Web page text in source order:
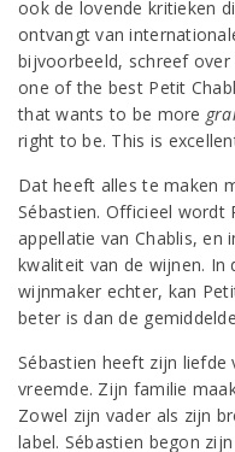
ook de lovende kritieken
ontvangt van
bijvoorbeeld, schreef over
one of the best Petit
that wants to be more
right to be. This is
Dat heeft alles te maken
Sébastien. Officieel wordt
appellatie van Chablis, en
kwaliteit van de wijnen. In
wijnmaker echter, kan
beter is dan de
Sébastien heeft zijn
vreemde. Zijn familie
Zowel zijn vader als zijn
label. Sébastien begon